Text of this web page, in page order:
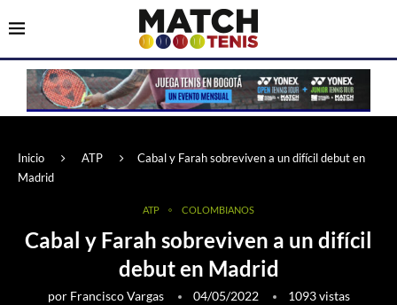
Inicio ATP
Cabal y Farah sobreviven a un difícil debut en
Madrid
ATP COLOMBIANOS
Cabal y Farah sobreviven a un difícil
debut en Madrid
por Francisco Vargas 04/05/2022 1093vistas